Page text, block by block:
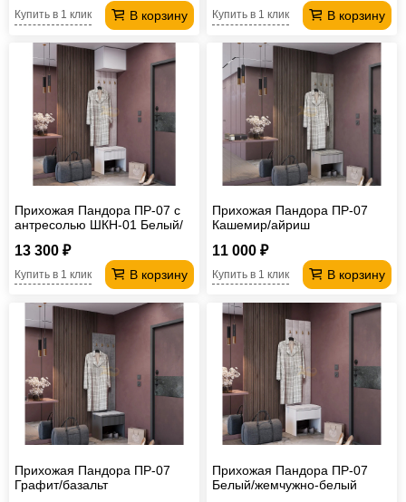
В корзину
Купить в 1 клик В корзину
Купить в 1 клик
Прихожая Пандора ПР-07 с
антресолью ШКН-01 Белый/
13 300 ₽
В корзину
Купить в 1 клик
Прихожая Пандора ПР-07
Кашемир/айриш
11 000 ₽
В корзину
Купить в 1 клик
Прихожая Пандора ПР-07
Графит/базальт
Прихожая Пандора ПР-07
Белый/жемчужно-белый